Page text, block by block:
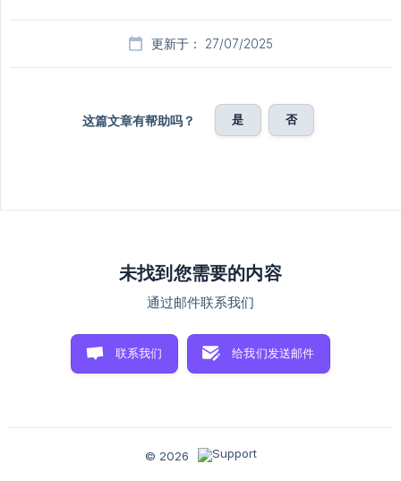
更新于： 27/07/2025
这篇文章有帮助吗？ 是 否
未找到您需要的内容
通过邮件联系我们
联系我们 给我们发送邮件
© 2026